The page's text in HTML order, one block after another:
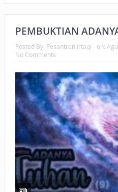
PEMBUKTIAN
Posted By: Pesantren Irtaqi on:
No Comments